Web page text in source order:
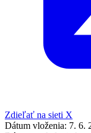
Zdieľať na sieti X
Dátum vloženia: 7. 6.